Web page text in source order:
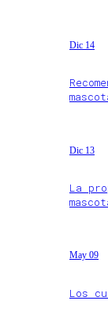
Dic 14
Dic 13
La
May 09
Los